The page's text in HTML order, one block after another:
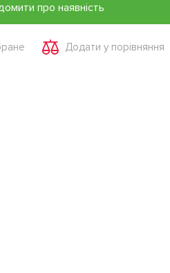
про наявність
Додати у порівняння